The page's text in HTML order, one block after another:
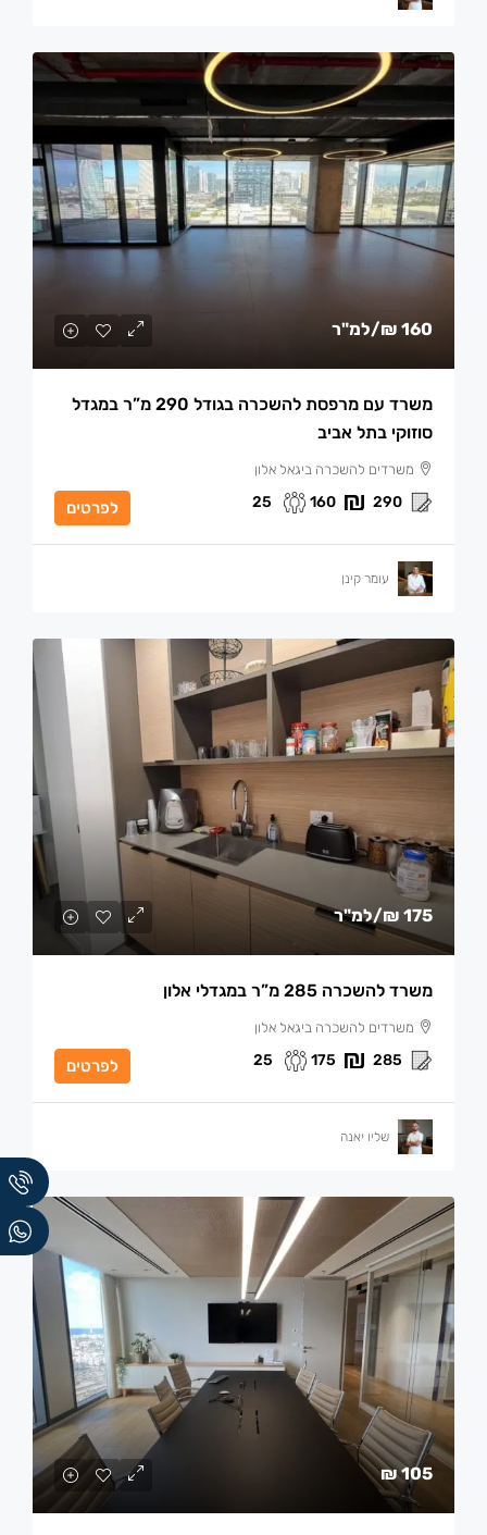
160 ₪ /למ"ר
משרד עם מרפסת להשכרה בגודל 290 מ”ר במגדל
סוזוקי בתל אביב
משרדים להשכרה ביגאל אלון
290
160
25 לפרטים
עומר קינן
175 ₪ /למ"ר
משרד להשכרה 285 מ”ר במגדלי אלון
משרדים להשכרה ביגאל אלון
285
175
25 לפרטים
שליו יאנה
105 ₪